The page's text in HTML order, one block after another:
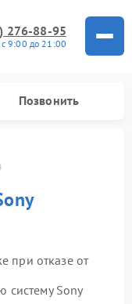
276-88-95
9:00 до 21:00
Позвонить
при отказе от
систему Sony